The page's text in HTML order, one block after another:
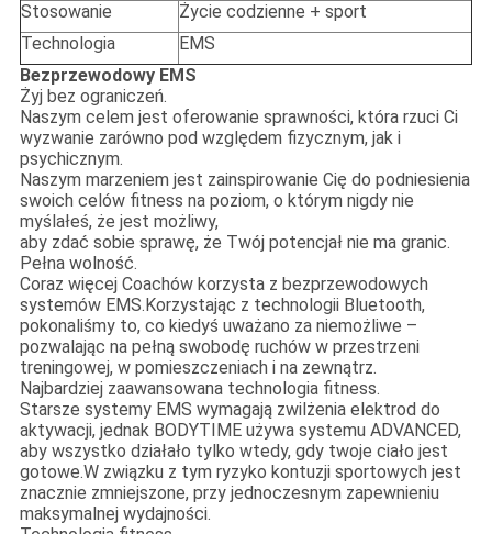
Stosowanie
Życie codzienne + sport
Technologia
EMS
Bezprzewodowy EMS
Żyj bez ograniczeń.
Naszym celem jest oferowanie sprawności, która rzuci Ci
wyzwanie zarówno pod względem fizycznym, jak i
psychicznym.
Naszym marzeniem jest zainspirowanie Cię do podniesienia
swoich celów fitness na poziom, o którym nigdy nie
myślałeś, że jest możliwy,
aby zdać sobie sprawę, że Twój potencjał nie ma granic.
Pełna wolność.
Coraz więcej Coachów korzysta z bezprzewodowych
systemów EMS.Korzystając z technologii Bluetooth,
pokonaliśmy to, co kiedyś uważano za niemożliwe –
pozwalając na pełną swobodę ruchów w przestrzeni
treningowej, w pomieszczeniach i na zewnątrz.
Najbardziej zaawansowana technologia fitness.
Starsze systemy EMS wymagają zwilżenia elektrod do
aktywacji, jednak BODYTIME używa systemu ADVANCED,
aby wszystko działało tylko wtedy, gdy twoje ciało jest
gotowe.W związku z tym ryzyko kontuzji sportowych jest
znacznie zmniejszone, przy jednoczesnym zapewnieniu
maksymalnej wydajności.